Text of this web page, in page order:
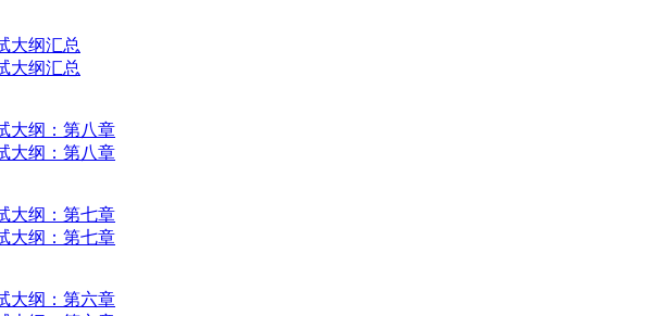
大纲汇总
大纲汇总
大纲：第八章
大纲：第八章
大纲：第七章
大纲：第七章
大纲：第六章